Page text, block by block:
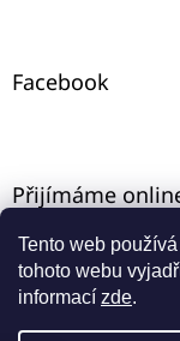
Tento web
tohoto webu
informací zde.
Facebook
Přijímáme